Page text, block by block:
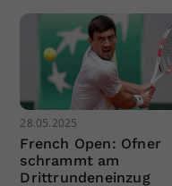
28.05.2025
French Open: Ofner
schrammt am
Drittrundeneinzug